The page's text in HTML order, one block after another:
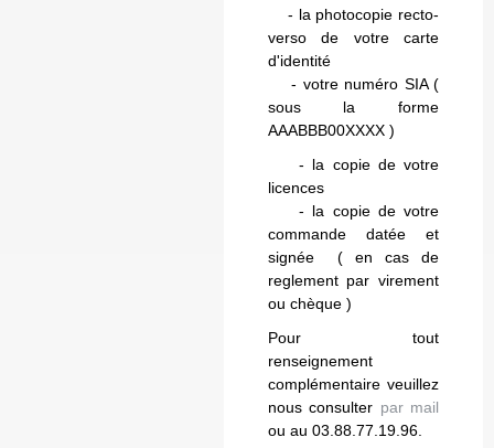
- la photocopie recto-
verso de votre carte
d'identité
- votre numéro SIA (
sous la forme
AAABBB00XXXX )
- la copie de votre
licences
- la copie de votre
commande datée et
signée ( en cas de
reglement par virement
ou chèque )
Pour tout
renseignement
complémentaire veuillez
nous consulter par mail
ou au 03.88.77.19.96.